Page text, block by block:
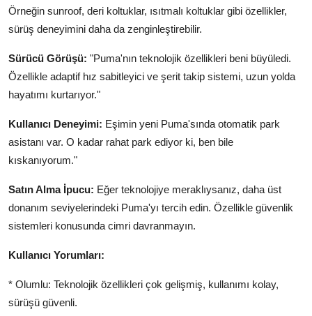
Örneğin sunroof, deri koltuklar, ısıtmalı koltuklar gibi özellikler,
sürüş deneyimini daha da zenginleştirebilir.
Sürücü Görüşü: "Puma'nın teknolojik özellikleri beni büyüledi.
Özellikle adaptif hız sabitleyici ve şerit takip sistemi, uzun yolda
hayatımı kurtarıyor."
Kullanıcı Deneyimi: Eşimin yeni Puma'sında otomatik park
asistanı var. O kadar rahat park ediyor ki, ben bile
kıskanıyorum."
Satın Alma İpucu: Eğer teknolojiye meraklıysanız, daha üst
donanım seviyelerindeki Puma'yı tercih edin. Özellikle güvenlik
sistemleri konusunda cimri davranmayın.
Kullanıcı Yorumları:
* Olumlu: Teknolojik özellikleri çok gelişmiş, kullanımı kolay,
sürüşü güvenli.